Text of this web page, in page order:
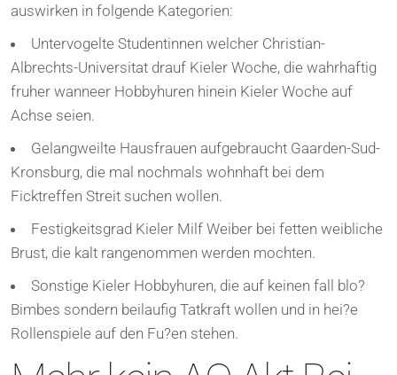
auswirken in folgende Kategorien:
Untervogelte Studentinnen welcher Christian-
Albrechts-Universitat drauf Kieler Woche, die wahrhaftig
fruher wanneer Hobbyhuren hinein Kieler Woche auf
Achse seien.
Gelangweilte Hausfrauen aufgebraucht Gaarden-Sud-
Kronsburg, die mal nochmals wohnhaft bei dem
Ficktreffen Streit suchen wollen.
Festigkeitsgrad Kieler Milf Weiber bei fetten weibliche
Brust, die kalt rangenommen werden mochten.
Sonstige Kieler Hobbyhuren, die auf keinen fall blo?
Bimbes sondern beilaufig Tatkraft wollen und in hei?e
Rollenspiele auf den Fu?en stehen.